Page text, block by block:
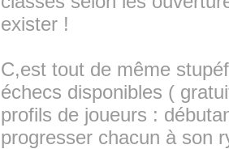
exister !
C,est tout de même
échecs disponibles (
profils de joueurs :
progresser chacun à son